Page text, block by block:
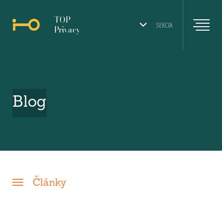
SEKCIA
TOP
Privacy
Blog
Články